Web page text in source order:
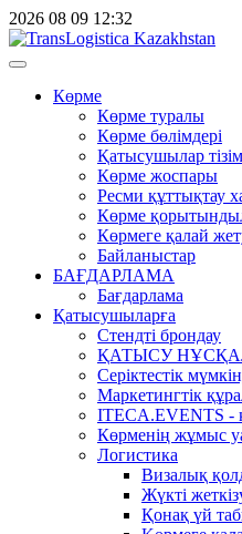
2026 08 09 12:32
Көрме
Көрме туралы
Көрме бөлімдері
Қатысушылар
Көрме жоспары
Ресми құттықтау
Көрме
Көрмеге қалай
Байланыстар
БАҒДАРЛАМА
Бағдарлама
Қатысушыларға
Стендті брондау
ҚАТЫСУ
Серіктестік
Маркетингтік
ITECA.EVENTS -
Көрменің жұмыс
Логистика
Визалық
Жүкті
Қонақ үй